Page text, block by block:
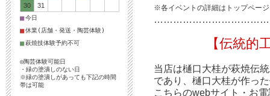
※各イベントの詳細はトップペー
【伝統的
当店は樋口大桂が萩焼伝
であり、樋口大桂が作っ
こちらのwebサイト・お
30
31
■今日
■休業(店舗・発送・陶芸体験)
■萩焼技体験予約不可
◎陶芸体験可能日
・緑の塗潰しのない日
※緑の塗潰しがあっても下記の時間
帯は可能